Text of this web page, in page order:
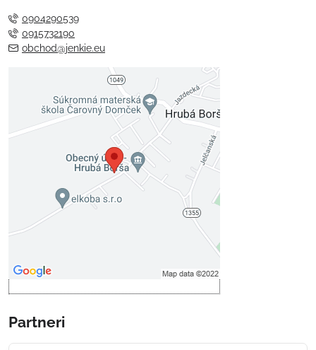
0904290539
0915732190
obchod@jenkie.eu
Externý obsah je blokovaný
Voľbami súkromia
Prajete si načítať externý obsah?
Povoliť tentokrát
Povoliť a zapamätať - súhlas s
Partneri